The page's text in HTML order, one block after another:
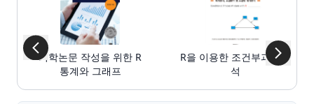
의학논문 작성을 위한 R
통계와 그래프
R을 이용한 조건부과정분
석